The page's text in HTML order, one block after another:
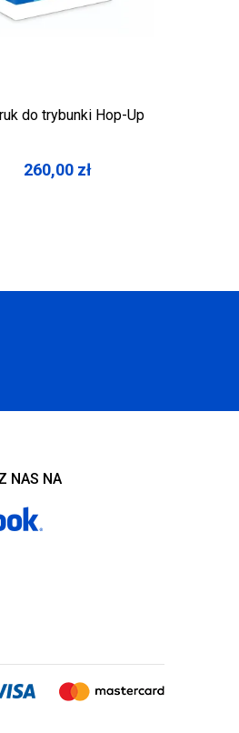
do trybunki Hop-Up
260,00 zł
NAS NA